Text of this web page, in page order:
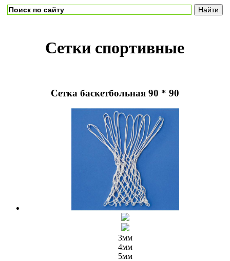
Сетки спортивные
Сетка баскетбольная 90 * 90
3мм
4мм
5мм